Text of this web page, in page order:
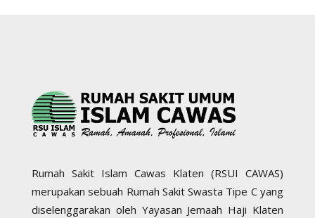
Rumah Sakit Islam Cawas Klaten (RSUI CAWAS)
merupakan sebuah Rumah Sakit Swasta Tipe C yang
diselenggarakan oleh Yayasan Jemaah Haji Klaten